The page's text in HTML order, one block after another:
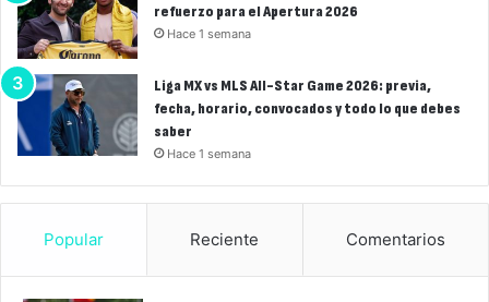
refuerzo para el Apertura 2026
Hace 1 semana
Liga MX vs MLS All-Star Game 2026: previa,
fecha, horario, convocados y todo lo que debes
saber
Hace 1 semana
Popular Reciente Comentarios